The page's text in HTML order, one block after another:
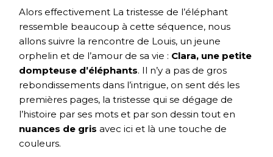
Alors effectivement La tristesse de l’éléphant
ressemble beaucoup à cette séquence, nous
allons suivre la rencontre de Louis, un jeune
orphelin et de l’amour de sa vie : Clara, une petite
dompteuse d’éléphants. Il n’y a pas de gros
rebondissements dans l’intrigue, on sent dés les
premières pages, la tristesse qui se dégage de
l’histoire par ses mots et par son dessin tout en
nuances de gris avec ici et là une touche de
couleurs.